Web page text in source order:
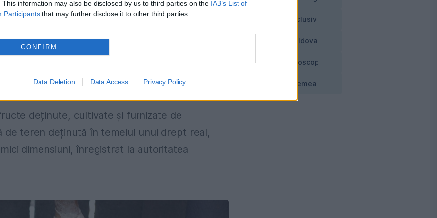
This information may also be disclosed by us to third parties on the IAB’s List of
Participants that may further disclose it to other third parties.
CONFIRM
Data Deletion Data Access Privacy Policy
în limita a 50 de litri anual, consumat de o
sau de către musafiri, cu condiția ca niciun
indiferent de concentrația acestuia, să
deținute, cultivate și furnizate de
de teren deținută în temeiul unui drept real,
dimensiuni, înregistrat la autoritatea
Exclusiv
Moldova
Horoscop
Vremea